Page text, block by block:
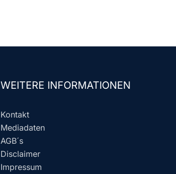
WEITERE INFORMATIONEN
Kontakt
Mediadaten
AGB´s
Disclaimer
Impressum